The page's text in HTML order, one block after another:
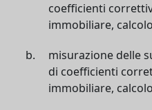
coefficienti
immobiliare,
misurazione delle
di coefficienti
immobiliare,